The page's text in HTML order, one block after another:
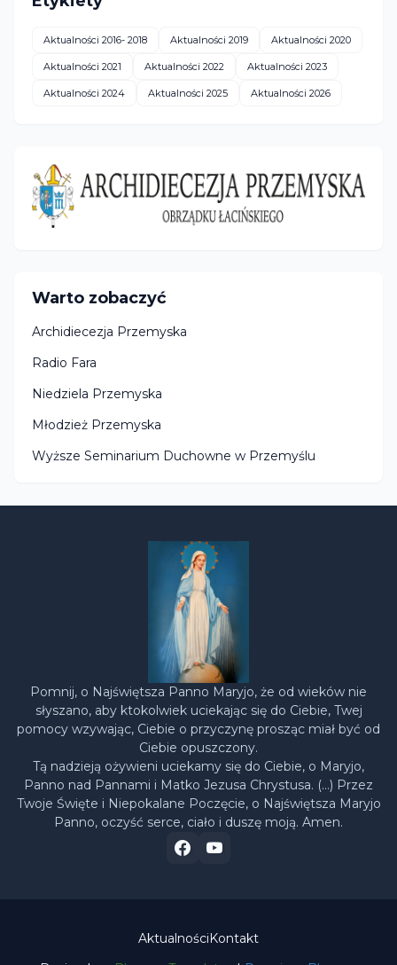
Aktualności 2016- 2018 Aktualności 2019 Aktualności 2020
Aktualności 2021 Aktualności 2022 Aktualności 2023
Aktualności 2024 Aktualności 2025 Aktualności 2026
Warto zobaczyć
Archidiecezja Przemyska
Radio Fara
Niedziela Przemyska
Młodzież Przemyska
Wyższe Seminarium Duchowne w Przemyślu
Pomnij, o Najświętsza Panno Maryjo, że od wieków nie
słyszano, aby ktokolwiek uciekając się do Ciebie, Twej
pomocy wzywając, Ciebie o przyczynę prosząc miał być od
Ciebie opuszczony.
Tą nadzieją ożywieni uciekamy się do Ciebie, o Maryjo,
Panno nad Pannami i Matko Jezusa Chrystusa. (…) Przez
Twoje Święte i Niepokalane Poczęcie, o Najświętsza Maryjo
Panno, oczyść serce, ciało i duszę moją. Amen.
AktualnościKontakt